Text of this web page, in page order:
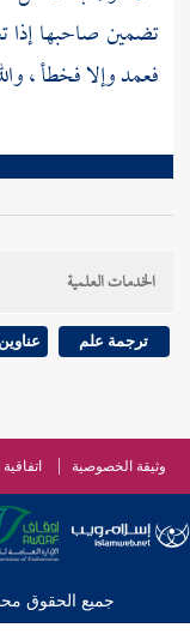
تضمين صاحبها إذا
فعمد وإلا فخطأ ،
الخدمات العلمية
ترجمة علم
وثيقة الخصوصية
جميع الحقوق محفوظة © 2026 -